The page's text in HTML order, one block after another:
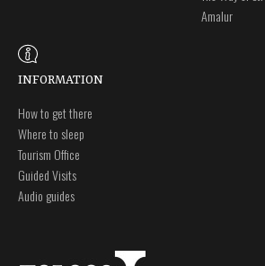
Amalur
INFORMATION
How to get there
Where to sleep
Tourism Office
Guided Visits
Audio guides